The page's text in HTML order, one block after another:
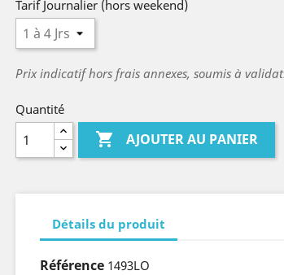
Tarif Journalier (hors weekend)
Prix indicatif hors frais annexes, soumis à
Quantité
 AJOUTER AU PANIER
Détails du produit
Référence 1493LO